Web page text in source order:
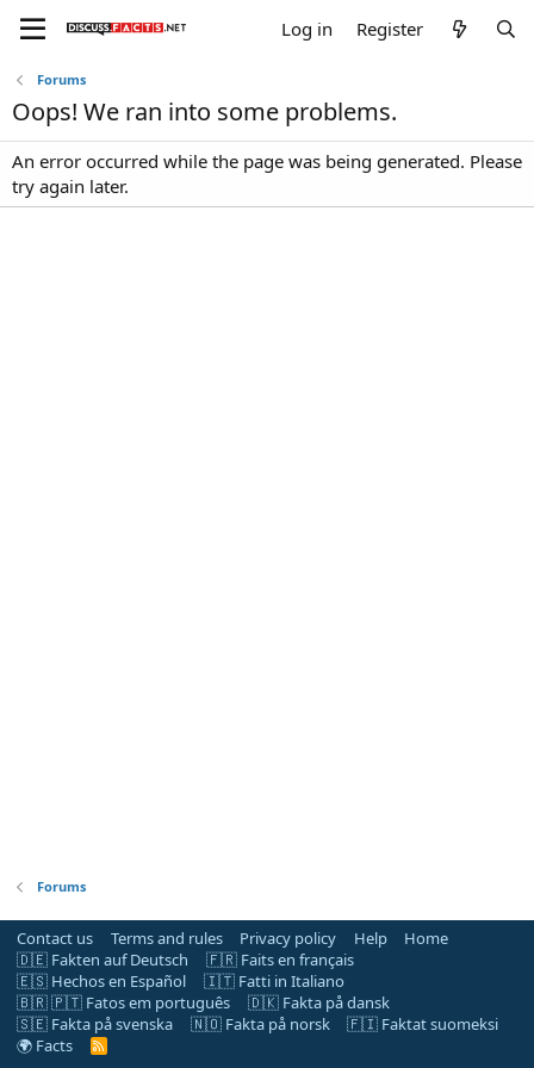
Log in Register
Forums
Oops! We ran into some problems.
An error occurred while the page was being generated. Please
try again later.
Forums
Contact us Terms and rules Privacy policy Help
Home
🇩🇪 Fakten auf Deutsch
🇫🇷 Faits en français
🇪🇸 Hechos en Español
🇮🇹 Fatti in Italiano
🇧🇷 🇵🇹 Fatos em português
🇩🇰 Fakta på dansk
🇸🇪 Fakta på svenska
🇳🇴 Fakta på norsk
🇫🇮 Faktat suomeksi
🌍 Facts
R